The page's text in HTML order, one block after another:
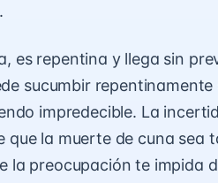
es repentina y llega sin
sucumbir repentinamente
impredecible. La
que la muerte de cuna sea
la preocupación te impida